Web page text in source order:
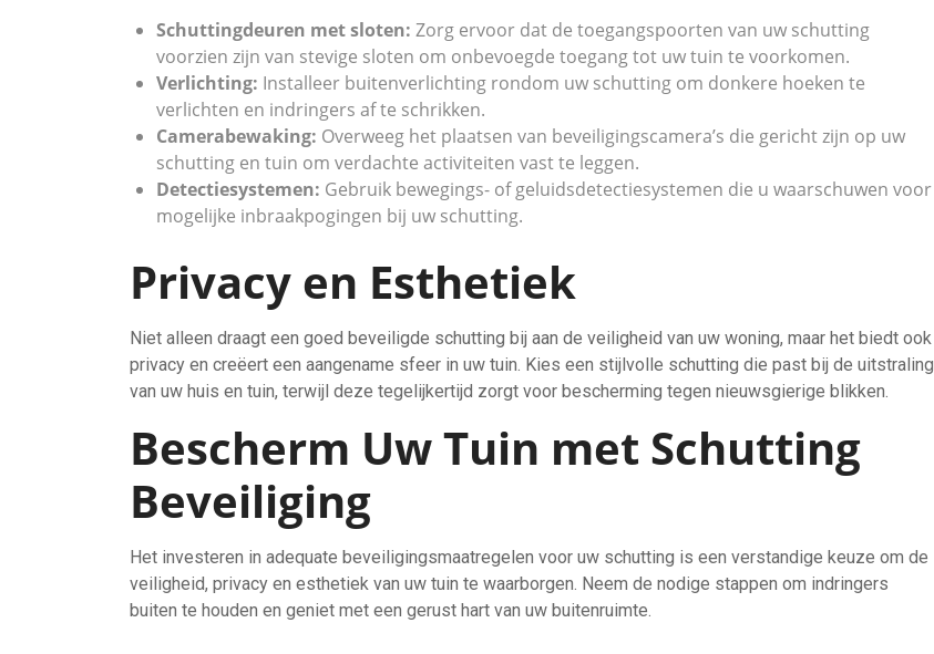
Schuttingdeuren met sloten: Zorg ervoor dat de toegangspoorten van uw schutting
voorzien zijn van stevige sloten om onbevoegde toegang tot uw tuin te voorkomen.
Verlichting: Installeer buitenverlichting rondom uw schutting om donkere hoeken te
verlichten en indringers af te schrikken.
Camerabewaking: Overweeg het plaatsen van beveiligingscamera’s die gericht zijn op uw
schutting en tuin om verdachte activiteiten vast te leggen.
Detectiesystemen: Gebruik bewegings- of geluidsdetectiesystemen die u waarschuwen voor
mogelijke inbraakpogingen bij uw schutting.
Privacy en Esthetiek
Niet alleen draagt een goed beveiligde schutting bij aan de veiligheid van uw woning, maar het biedt ook
privacy en creëert een aangename sfeer in uw tuin. Kies een stijlvolle schutting die past bij de uitstraling
van uw huis en tuin, terwijl deze tegelijkertijd zorgt voor bescherming tegen nieuwsgierige blikken.
Bescherm Uw Tuin met Schutting
Beveiliging
Het investeren in adequate beveiligingsmaatregelen voor uw schutting is een verstandige keuze om de
veiligheid, privacy en esthetiek van uw tuin te waarborgen. Neem de nodige stappen om indringers
buiten te houden en geniet met een gerust hart van uw buitenruimte.